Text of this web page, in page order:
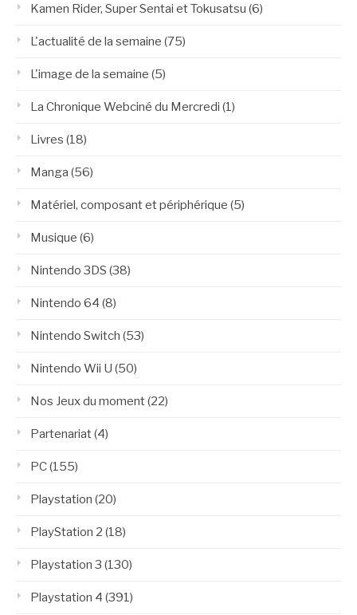
Kamen Rider, Super Sentai et Tokusatsu (6)
L'actualité de la semaine (75)
L'image de la semaine (5)
La Chronique Webciné du Mercredi (1)
Livres (18)
Manga (56)
Matériel, composant et périphérique (5)
Musique (6)
Nintendo 3DS (38)
Nintendo 64 (8)
Nintendo Switch (53)
Nintendo Wii U (50)
Nos Jeux du moment(22)
Partenariat(4)
PC(155)
Playstation (20)
PlayStation 2 (18)
Playstation 3 (130)
Playstation 4 (391)